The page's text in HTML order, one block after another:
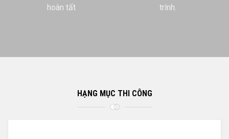
hoàn tất
trình.
HẠNG MỤC THI CÔNG